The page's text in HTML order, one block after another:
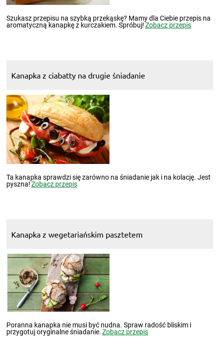
Szukasz przepisu na szybką przekąskę? Mamy dla Ciebie przepis na
aromatyczną kanapkę z kurczakiem. Spróbuj!Zobacz przepis
Kanapka z ciabatty na drugie śniadanie
Ta kanapka sprawdzi się zarówno na śniadanie jak i na kolację. Jest
pyszna!Zobacz przepis
Kanapka z wegetariańskim pasztetem
Poranna kanapka nie musi być nudna. Spraw radość bliskim i
przygotuj oryginalne śniadanie.Zobacz przepis